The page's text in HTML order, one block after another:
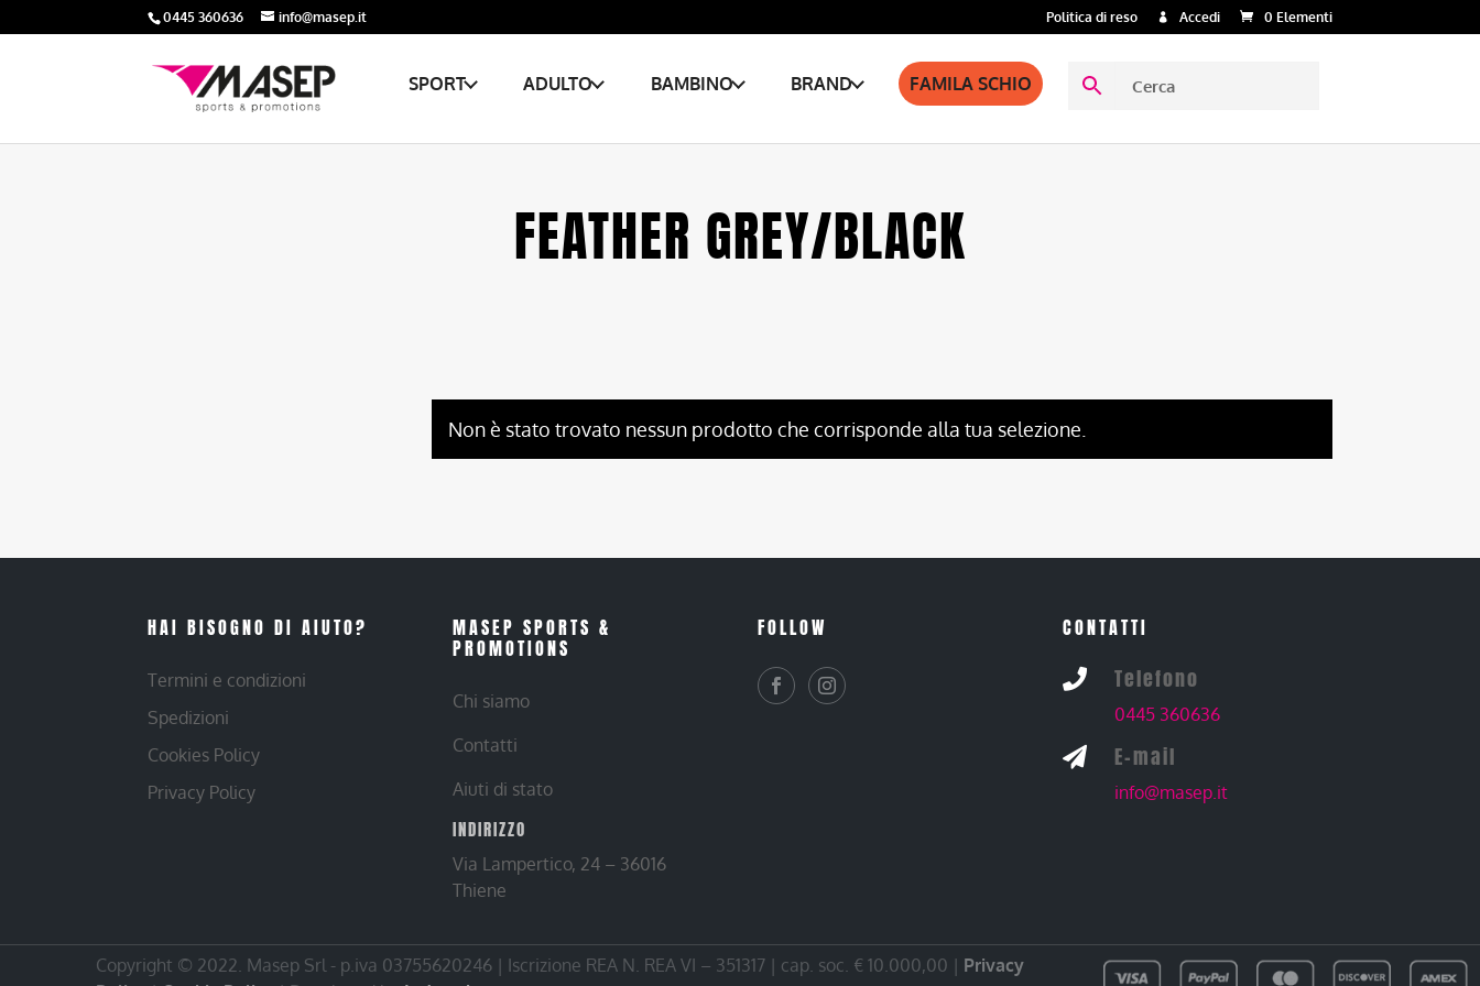
0445 360636 info@masep.it Politica di reso Accedi 0 Elementi
SPORT ADULTO BAMBINO BRAND FAMILA SCHIO
FEATHER GREY/BLACK
Non è stato trovato nessun prodotto che corrisponde alla tua selezione.
HAI BISOGNO DI AIUTO?
Termini e condizioni
Spedizioni
Cookies Policy
Privacy Policy
MASEP SPORTS &
PROMOTIONS
Chi siamo
Contatti
Aiuti di stato
INDIRIZZO
Via Lampertico, 24 – 36016
Thiene
FOLLOW CONTATTI
 Telefono
0445 360636
 E-mail
info@masep.it
Copyright © 2022. Masep Srl - p.iva 03755620246 | Iscrizione REA N. REA VI – 351317 | cap. soc. € 10.000,00 | Privacy